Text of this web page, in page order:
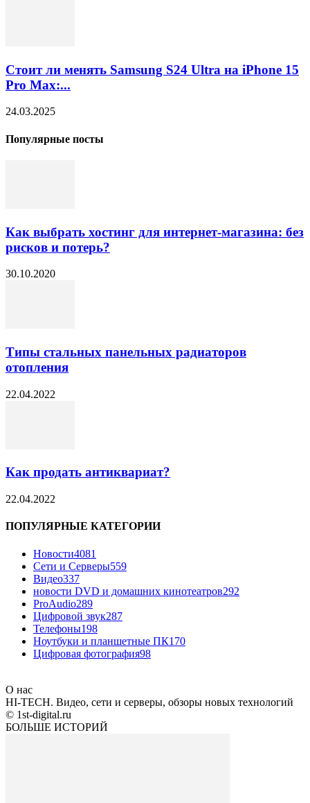
Стоит ли менять Samsung S24 Ultra на iPhone 15
Pro Max:...
24.03.2025
Популярные посты
Как выбрать хостинг для интернет-магазина: без
рисков и потерь?
30.10.2020
Типы стальных панельных радиаторов
отопления
22.04.2022
Как продать антиквариат?
22.04.2022
ПОПУЛЯРНЫЕ КАТЕГОРИИ
Новости4081
Сети и Серверы559
Видео337
новости DVD и домашних кинотеатров292
ProAudio289
Цифровой звук287
Телефоны198
Ноутбуки и планшетные ПК170
Цифровая фотография98
О нас
HI-TECH. Видео, сети и серверы, обзоры новых технологий
© 1st-digital.ru
БОЛЬШЕ ИСТОРИЙ